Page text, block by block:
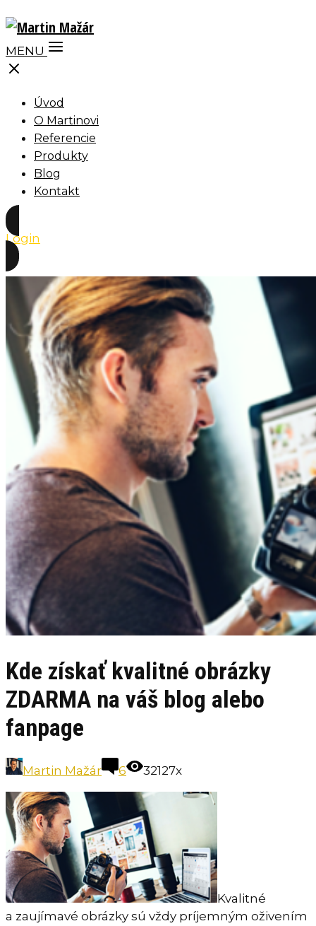
MENU
Úvod
O Martinovi
Referencie
Produkty
Blog
Kontakt
Login
Kde získať kvalitné obrázky
ZDARMA na váš blog alebo
fanpage
Martin Mažár 6 32127x
Kvalitné
a zaujímavé obrázky sú vždy príjemným oživením